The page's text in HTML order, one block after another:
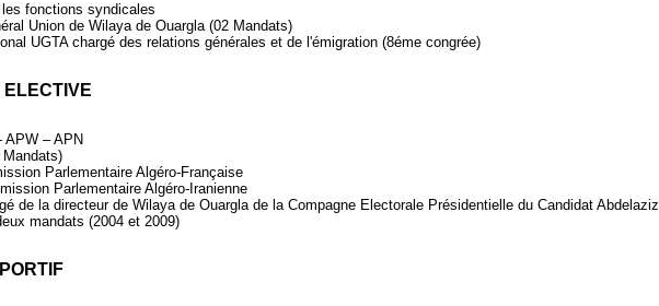
fonctions syndicales
Union de Wilaya de Ouargla (02 Mandats)
UGTA chargé des relations générales et de l'émigration (8éme congrée)
APW – APN
Mandats)
Parlementaire Algéro-Française
Parlementaire Algéro-Iranienne
de la directeur de Wilaya de Ouargla de la Compagne Electorale Présidentielle du Candidat Abdelaziz
mandats (2004 et 2009) ;